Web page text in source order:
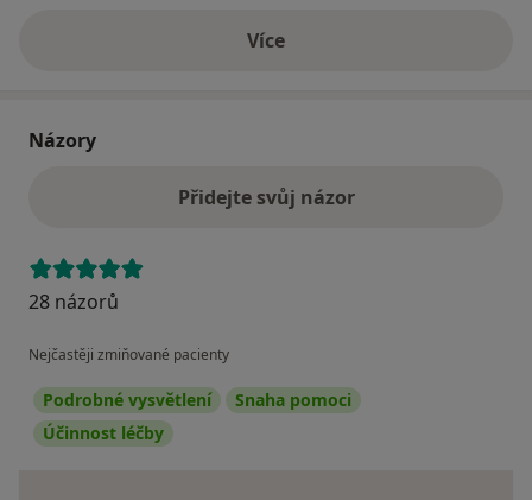
Víceo adrese
Názory
Přidejte svůj názor
28 názorů
Nejčastěji zmiňované pacienty
Podrobné vysvětlení
Snaha pomoci
Účinnost léčby